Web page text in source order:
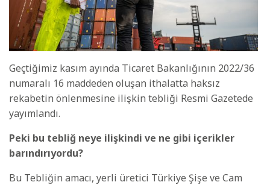
Geçtiğimiz kasım ayında Ticaret Bakanlığının 2022/36
numaralı 16 maddeden oluşan ithalatta haksız
rekabetin önlenmesine ilişkin tebliği Resmi Gazetede
yayımlandı.
Peki bu tebliğ neye ilişkindi ve ne gibi içerikler
barındırıyordu?
Bu Tebliğin amacı, yerli üretici Türkiye Şişe ve Cam